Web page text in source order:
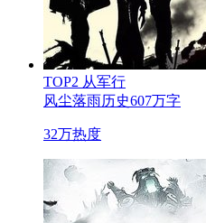
TOP2 从军行
风尘落雨历史607万字
32万热度